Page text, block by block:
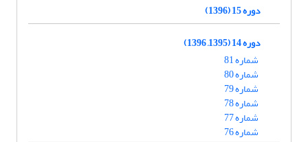
دوره 15 (1396)
دوره 14 (1395, 1396)
شماره 81
شماره 80
شماره 79
شماره 78
شماره 77
شماره 76